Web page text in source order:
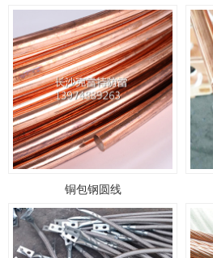
铜包钢圆线